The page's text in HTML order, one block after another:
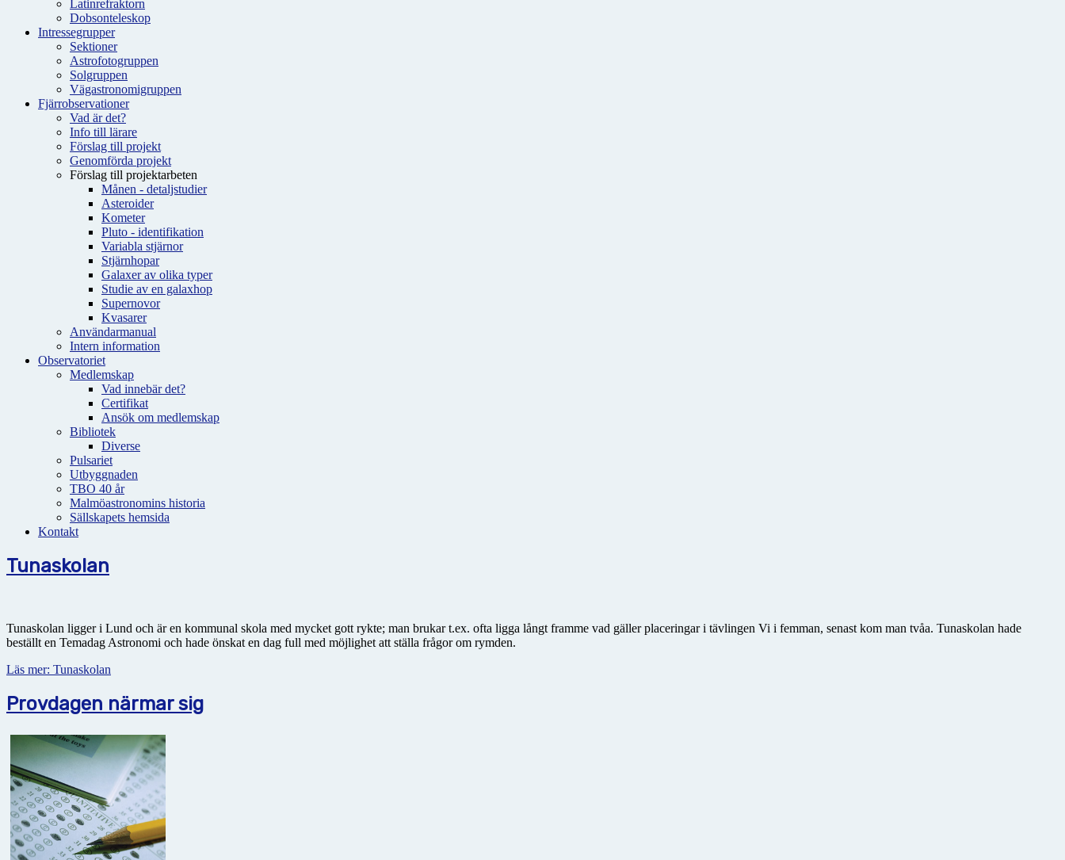
Latinrefraktorn
Dobsonteleskop
Intressegrupper
Sektioner
Astrofotogruppen
Solgruppen
Vägastronomigruppen
Fjärrobservationer
Vad är det?
Info till lärare
Förslag till projekt
Genomförda projekt
Förslag till projektarbeten
Månen - detaljstudier
Asteroider
Kometer
Pluto - identifikation
Variabla stjärnor
Stjärnhopar
Galaxer av olika typer
Studie av en galaxhop
Supernovor
Kvasarer
Användarmanual
Intern information
Observatoriet
Medlemskap
Vad innebär det?
Certifikat
Ansök om medlemskap
Bibliotek
Diverse
Pulsariet
Utbyggnaden
TBO 40 år
Malmöastronomins historia
Sällskapets hemsida
Kontakt
Tunaskolan
Tunaskolan ligger i Lund och är en kommunal skola med mycket gott rykte; man brukar t.ex. ofta ligga långt framme vad gäller placeringar i tävlingen Vi i femman, senast kom man tvåa. Tunaskolan hade
beställt en Temadag Astronomi och hade önskat en dag full med möjlighet att ställa frågor om rymden.
Läs mer: Tunaskolan
Provdagen närmar sig